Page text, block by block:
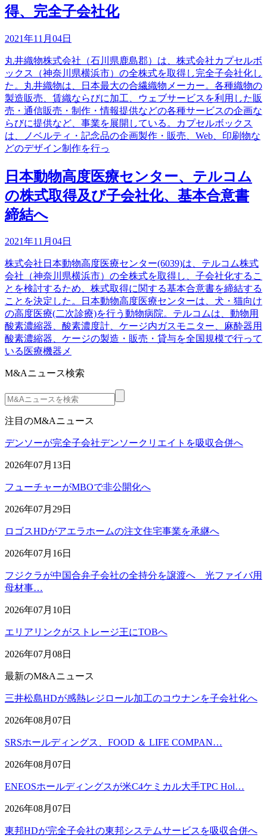
得、完全子会社化
2021年11月04日
丸井織物株式会社（石川県鹿島郡）は、株式会社カプセルボ
ックス（神奈川県横浜市）の全株式を取得し完全子会社化し
た。丸井織物は、日本最大の合繊織物メーカー。各種織物の
製造販売、賃織ならびに加工、ウェブサービスを利用した販
売・通信販売・制作・情報提供などの各種サービスの企画な
らびに提供など、事業を展開している。カプセルボックス
は、ノベルティ・記念品の企画製作・販売、Web、印刷物な
どのデザイン制作を行っ
日本動物高度医療センター、テルコム
の株式取得及び子会社化、基本合意書
締結へ
2021年11月04日
株式会社日本動物高度医療センター(6039)は、テルコム株式
会社（神奈川県横浜市）の全株式を取得し、子会社化するこ
とを検討するため、株式取得に関する基本合意書を締結する
ことを決定した。日本動物高度医療センターは、犬・猫向け
の高度医療(二次診療)を行う動物病院。テルコムは、動物用
酸素濃縮器、酸素濃度計、ケージ内ガスモニター、麻酔器用
酸素濃縮器、ケージの製造・販売・貸与を全国規模で行って
いる医療機器メ
M&Aニュース検索
注目のM&Aニュース
デンソーが完全子会社デンソークリエイトを吸収合併へ
2026年07月13日
フューチャーがMBOで非公開化へ
2026年07月29日
ロゴスHDがアエラホームの注文住宅事業を承継へ
2026年07月16日
フジクラが中国合弁子会社の全持分を譲渡へ 光ファイバ用
母材事…
2026年07月10日
エリアリンクがストレージ王にTOBへ
2026年07月08日
最新のM&Aニュース
三井松島HDが感熱レジロール加工のコウナンを子会社化へ
2026年08月07日
SRSホールディングス、FOOD ＆ LIFE COMPAN…
2026年08月07日
ENEOSホールディングスが米C4ケミカル大手TPC Hol…
2026年08月07日
東邦HDが完全子会社の東邦システムサービスを吸収合併へ